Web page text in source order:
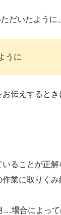
だいたように
うに
伝えすると
ることが正
業に取りく
…場合によって